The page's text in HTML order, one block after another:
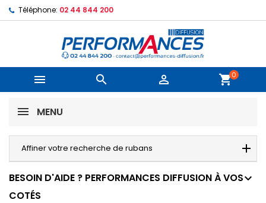
Téléphone: 02 44 844 200
   shopping_cart0
MENU
Affiner votre recherche de rubans
BESOIN D'AIDE ? PERFORMANCES DIFFUSION À VOS
COTÉS